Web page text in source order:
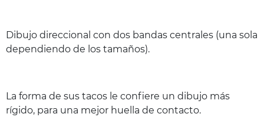
Dibujo direccional con dos bandas centrales (una sola
dependiendo de los tamaños).
La forma de sus tacos le confiere un dibujo más
rígido, para una mejor huella de contacto.